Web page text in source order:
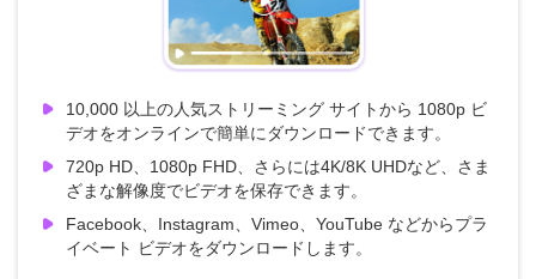
10,000 以上の人気ストリーミング サイトから 1080p ビ
デオをオンラインで簡単にダウンロードできます。
720p HD、1080p FHD、さらには4K/8K UHDなど、さま
ざまな解像度でビデオを保存できます。
Facebook、Instagram、Vimeo、YouTube などからプラ
イベート ビデオをダウンロードします。